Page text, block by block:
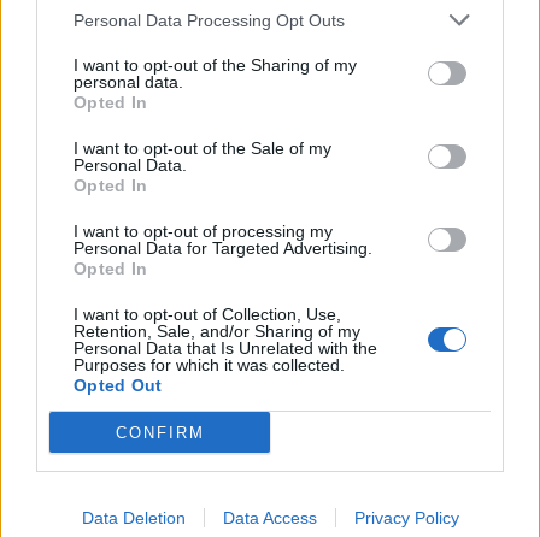
Personal Data Processing Opt Outs
I want to opt-out of the Sharing of my
personal data.
Opted In
I want to opt-out of the Sale of my
Personal Data.
Opted In
I want to opt-out of processing my
Personal Data for Targeted Advertising.
Opted In
I want to opt-out of Collection, Use,
Retention, Sale, and/or Sharing of my
Personal Data that Is Unrelated with the
Purposes for which it was collected.
Opted Out
CONFIRM
Data Deletion Data Access Privacy Policy
Scudetti, quattro Supercoppe Italiane, una
Coppa Italia con la Juventus e una AFC
Champions League, tre campionati cinesi e una
Nel Festival della Serie A 2025, invece, i
‘Legendary Coach’
capace di vincere il primo Scudetto con il Napoli
di Maradona, ma anche una Coppa Uefa e due
Coppe Italia, sempre alla guida dei partenopei, e
Alberto Zaccheroni, Campione d’Italia con il
Milan nella stagione 1998/99 e primo tecnico
italiano vincitore di un trofeo internazionale, la
Coppa d’Asia nel 2011, alla guida del Giappone.